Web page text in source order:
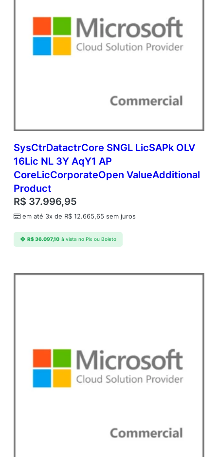
SysCtrDatactrCore SNGL LicSAPk OLV
16Lic NL 3Y AqY1 AP
CoreLicCorporateOpen ValueAdditional
Product
R$ 37.996,95
em até 3x de R$ 12.665,65 sem juros
R$36.097,10 à vista no Pix ou Boleto